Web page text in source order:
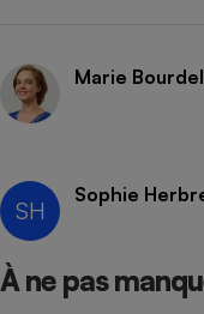
Marie
SH
Sophie
À ne pas